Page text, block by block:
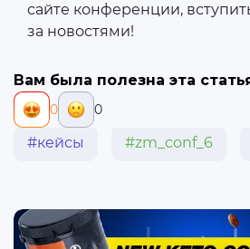
сайте конференции,
за новостями!
Вам была полезна эта
0 0
#кейсы #zm_conf_6